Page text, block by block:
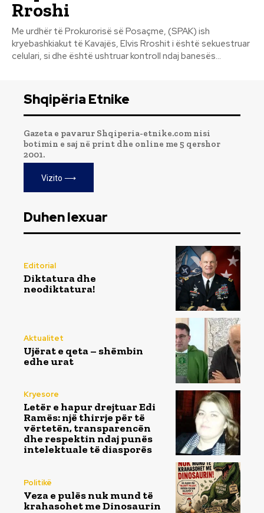
Rroshi
Me urdhër të Prokurorisë së Posaçme, (SPAK) ish
kryebashkiakut të Kavajës, Elvis Rroshit i është sekuestruar
celulari, si dhe është ushtruar kontroll ndaj banesës...
Shqipëria Etnike
Gazeta e pavarur Shqiperia-etnike.com nisi
botimin e saj në print dhe online me 5 qershor
2001.
Vizito ⟶
Duhen lexuar
Editorial
Diktatura dhe
neodiktatura!
Aktualitet
Ujërat e qeta – shëmbin
edhe urat
Kryesore
Letër e hapur drejtuar Edi
Ramës: një thirrje për të
vërtetën, transparencën
dhe respektin ndaj punës
intelektuale të diasporës
Politikë
Veza e pulës nuk mund të
krahasohet me Dinosaurin